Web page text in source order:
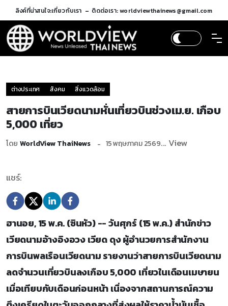
ลิงค์ที่น่าสนใจ:เกี่ยวกับเรา ติดต่อเรา: worldviewthainews@gmail.com
ต่างประเทศ สังคม สิ่งแวดล้อม
สายการบินเวียดนามหั่นเที่ยวบินช่วงเม.ย. เกือบ
5,000 เที่ยว
โดย WorldView ThaiNews 15 พฤษภาคม 2569... View
แชร์:
ฮานอย, 15 พ.ค. (ซินหัว) -- วันศุกร์ (15 พ.ค.) สำนักข่าว
เวียดนามอ้างอิงอวง เวียด ดุง ผู้อำนวยการสำนักงาน
การบินพลเรือนเวียดนาม รายงานว่าสายการบินเวียดนาม
ลดจำนวนเที่ยวบินลงเกือบ 5,000 เที่ยวในเดือนเมษายน
เมื่อเทียบกับเดือนก่อนหน้า เนื่องจากสถานการณ์ความ